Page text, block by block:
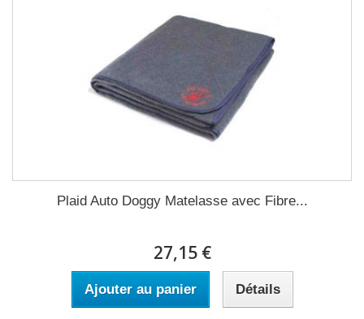
Plaid Auto Doggy Matelasse avec Fibre...
27,15 €
Ajouter au panier Détails